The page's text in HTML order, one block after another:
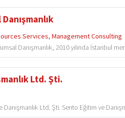
Services,Management Consulting
Danışmanlık, 2010 yılında İstanbul
Ltd. Şti.
Ltd. Şti. Sento Eğitim ve